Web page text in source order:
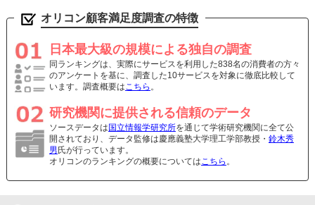
オリコン顧客満足度調査の特徴
日本最大級の規模による独自の調査
同ランキングは、実際にサービスを利用した838名の消費者の方々
のアンケートを基に、調査した10サービスを対象に徹底比較して
います。調査概要はこちら 。
研究機関に提供される信頼のデータ
ソースデータは 国立情報学研究所を通じて学術研究機関に全て公
開されており、データ監修は慶應義塾大学理工学部教授・ 鈴木秀
男 氏が行っています。
オリコンのランキングの概要についてはこちら 。